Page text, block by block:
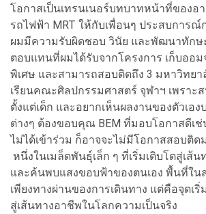
โอกาสเป็นเทรนเนอร์บทบาทหน้าที่ของอ
รถไฟฟ้า MRT ให้กับเพื่อนๆ ประสบการณ์
ผมมีความรับผิดชอบ วินัย และพัฒนาทักษ
ตอบแทนที่ผมได้รับจากโครงการ เก็บออม
พิเศษ และสามารถสอบติดถึง 3 มหาวิทยา
เรียนคณะศิลปกรรมศาสตร์ จุฬาฯ เพราะ
ตั้งแต่เด็ก และอยากเห็นผลงานของตัวเอ
ต่างๆ ต้องขอบคุณ BEM ที่มอบโอกาสดีเ
ไม่ได้เข้าร่วม ก็อาจจะไม่มีโอกาสสอบติด
หนึ่งในเมล็ดพันธุ์เล็ก ๆ ที่เริ่มเติบโตสู่เส้
และค้นพบแสงขอบฟ้าของตนเอง พื้นที่ใน
เพียงทางผ่านของการเดินทาง แต่คือจุดเ
สู่เส้นทางอาชีพในโลกความเป็นจริง